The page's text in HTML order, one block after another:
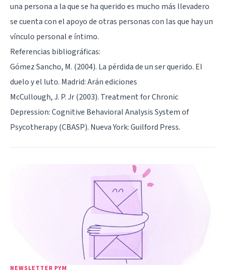
una persona a la que se ha querido es mucho más llevadero
se cuenta con el apoyo de otras personas con las que hay un
vínculo personal e íntimo.
Referencias bibliográficas:
Gómez Sancho, M. (2004). La pérdida de un ser querido. El
duelo y el luto. Madrid: Arán ediciones
McCullough, J. P. Jr (2003). Treatment for Chronic
Depression: Cognitive Behavioral Analysis System of
Psycotherapy (CBASP). Nueva York: Guilford Press.
NEWSLETTER PYM